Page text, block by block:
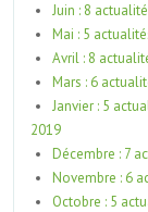
Juin : 8
Mai : 5
Avril : 8
Mars : 6
Janvier : 5
2019
Décembre : 7
Novembre : 6
Octobre : 5